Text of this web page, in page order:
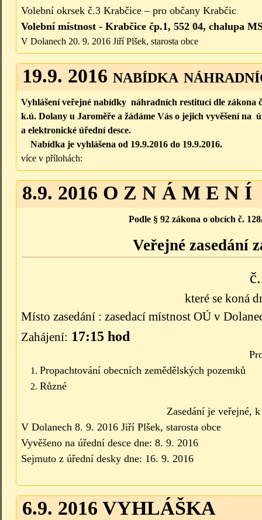
Volební okrsek č.3 Krabčice – pro občany Krabčic
Volební místnost - Krabčice čp.1, 552 04, chalupa
V Dolanech 20. 9. 2016 Jiří Plšek, starosta obce
19.9. 2016 nabídka
Vyhlášení veřejné nabídky náhradních restitucí dle zákona
k.ú. Dolany u Jaroměře a žádáme Vás o jejich vyvěšení na
a elektronické úřední desce.
Nabídka je vyhlášena od 19.9.2016 do 19.9.2016.
více v přílohách:
8.9. 2016 O Z N Á M E N Í
Podle § 92 zákona o obcích č.
Veřejné zasedání
které se koná
Místo zasedání : zasedací místnost OÚ v
Zahájení: 17:15 hod
Propachtování obecních zemědělských pozemků
Různé
Zasedání je veřejné,
V Dolanech 8. 9. 2016 Jiří Plšek, starosta obce
Vyvěšeno na úřední desce dne: 8. 9. 2016
Sejmuto z úřední desky dne: 16. 9. 2016
6.9. 2016 VYHLÁŠKA